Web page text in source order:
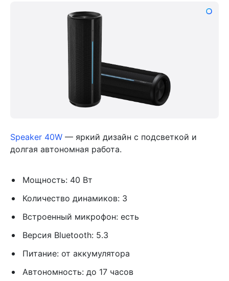
Speaker 40W — яркий дизайн с подсветкой и
долгая автономная работа.
Мощность: 40 Вт
Количество динамиков: 3
Встроенный микрофон: есть
Версия Bluetooth: 5.3
Питание: от аккумулятора
Автономность: до 17 часов